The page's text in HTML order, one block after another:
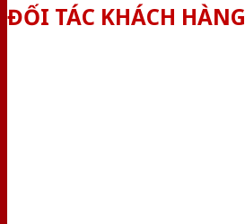
ĐỐI TÁC KHÁCH HÀNG